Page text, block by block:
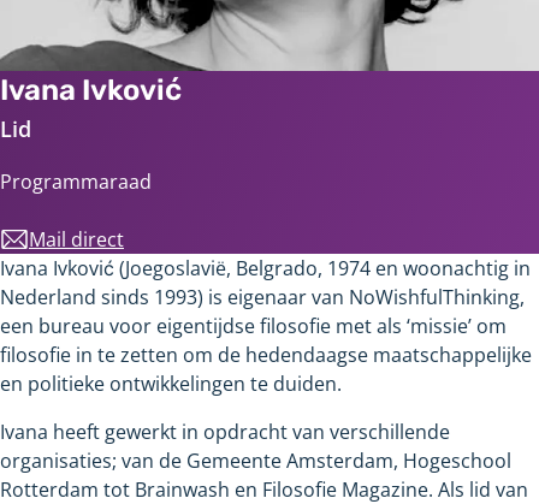
Ivana Ivković
Lid
Programmaraad
Mail direct
Ivana Ivković (Joegoslavië, Belgrado, 1974 en woonachtig in
Nederland sinds 1993) is eigenaar van NoWishfulThinking,
een bureau voor eigentijdse filosofie met als ‘missie’ om
filosofie in te zetten om de hedendaagse maatschappelijke
en politieke ontwikkelingen te duiden.
Ivana heeft gewerkt in opdracht van verschillende
organisaties; van de Gemeente Amsterdam, Hogeschool
Rotterdam tot Brainwash en Filosofie Magazine. Als lid van